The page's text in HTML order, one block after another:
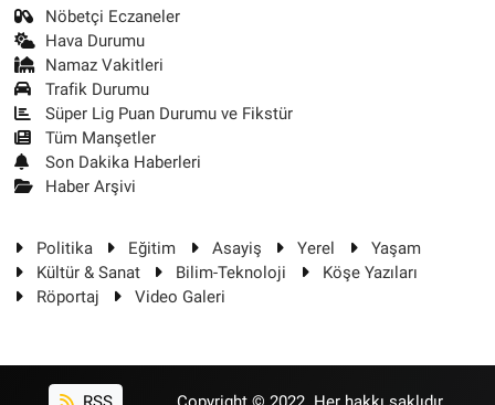
Nöbetçi Eczaneler
Hava Durumu
Namaz Vakitleri
Trafik Durumu
Süper Lig Puan Durumu ve Fikstür
Tüm Manşetler
Son Dakika Haberleri
Haber Arşivi
Politika Eğitim Asayiş Yerel
Yaşam
Kültür & Sanat
Bilim-Teknoloji
Köşe Yazıları
Röportaj
Video Galeri